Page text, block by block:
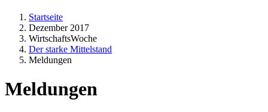
Startseite
Dezember 2017
WirtschaftsWoche
Der starke Mittelstand
Meldungen
Meldungen